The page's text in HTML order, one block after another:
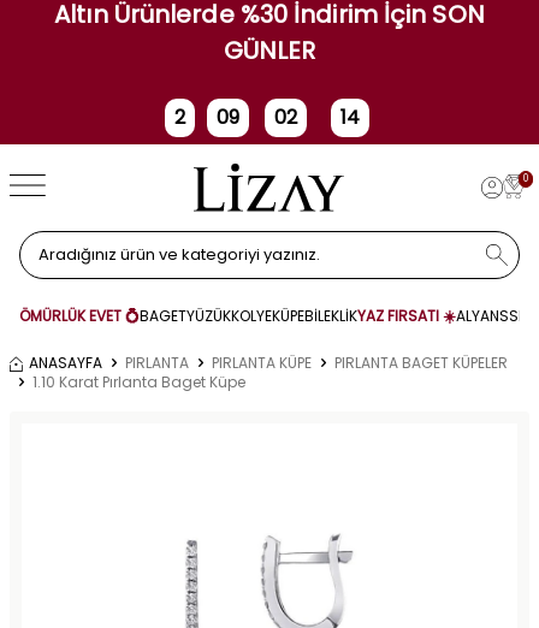
Altın Ürünlerde %30 İndirim İçin SON
GÜNLER
2
Gün
09
Saat
02 13
0
ÖMÜRLÜK EVET 💍BAGETYÜZÜKKOLYEKÜPEBİLEKLİKYAZ FIRSATI ☀️ALYANS
ANASAYFA PIRLANTA PIRLANTA KÜPE
PIRLANTA BAGET KÜPELER
1.10 Karat Pırlanta Baget Küpe